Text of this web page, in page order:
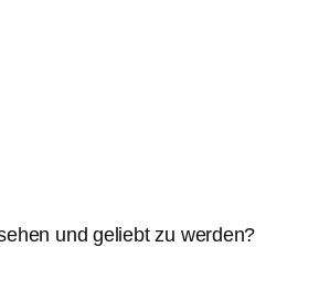
und geliebt zu werden?